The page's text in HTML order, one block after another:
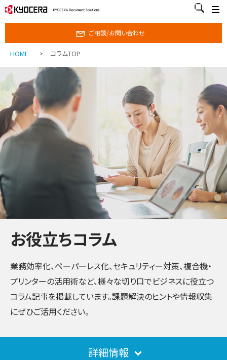
ご相談/お問い合わせ
HOME コラムTOP
お役立ちコラム
業務効率化、ペーパーレス化、セキュリティー対策、複合機・
プリンターの活用術など、様々な切り口でビジネスに役立つ
コラム記事を掲載しています。課題解決のヒントや情報収集
にぜひご活用ください。
詳細情報